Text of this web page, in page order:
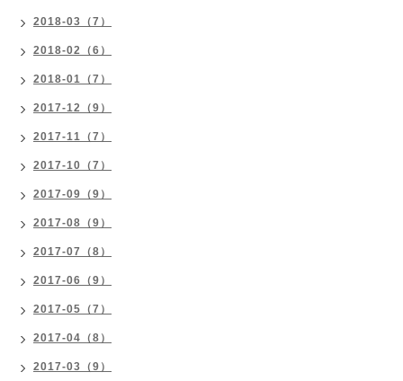
2018-03（7）
2018-02（6）
2018-01（7）
2017-12（9）
2017-11（7）
2017-10（7）
2017-09（9）
2017-08（9）
2017-07（8）
2017-06（9）
2017-05（7）
2017-04（8）
2017-03（9）